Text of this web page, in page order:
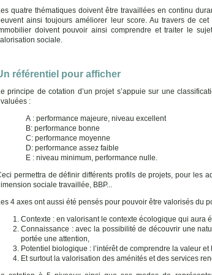
quatre thématiques doivent être travaillées en continu
ainsi toujours améliorer leur score. Au travers de
doivent pouvoir ainsi comprendre et traiter le
sociale.
référentiel pour afficher
principe de cotation d’un projet s’appuie sur une
:
A : performance majeure, niveau excellent
B: performance bonne
C: performance moyenne
D: performance assez faible
E : niveau minimum, performance nulle.
permettra de définir différents profils de projets, pour les
sociale travaillée, BBP...
4 axes ont aussi été pensés pour pouvoir être valorisés du
Contexte : en valorisant le contexte écologique qui aura
Connaissance : avec la possibilité de découvrir une
portée une attention,
Potentiel biologique : l’intérêt de comprendre la valeur
Et surtout la valorisation des aménités et des services